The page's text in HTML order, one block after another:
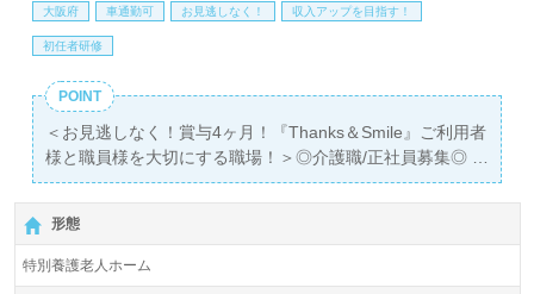
あり！＞"転職支援"のプロと一緒に転職活動！お問い合わ
せお待ちしております。
大阪府 車通勤可 お見逃しなく！ 収入アップを目指す！
初任者研修
POINT
＜お見逃しなく！賞与4ヶ月！『Thanks＆Smile』ご利用者
様と職員様を大切にする職場！＞◎介護職/正社員募集◎
【月給263,500円～300,500円】＊初任者研修以上有資格者
向け求人＊『八尾南駅』徒歩7分。お車通勤可能です。
入所定員104名（従来型個室/多床室）『特別養護老人ホー
ム長吉』社会福祉法人 永寿福祉会（本部：大阪府大阪市）
形態
特別養護老人ホーム